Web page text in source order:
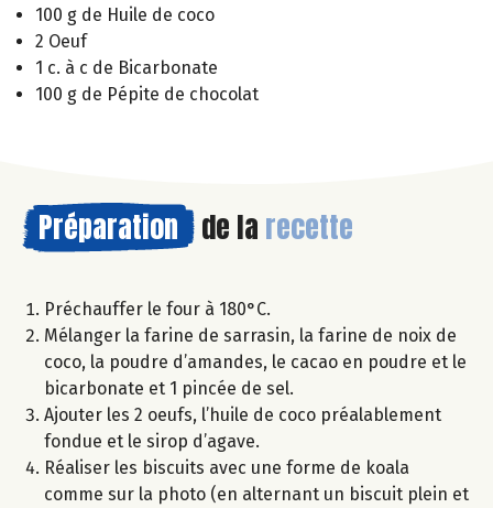
100 g de Huile de coco
2 Oeuf
1 c. à c de Bicarbonate
100 g de Pépite de chocolat
Préparation de la recette
Préchauffer le four à 180°C.
Mélanger la farine de sarrasin, la farine de noix de
coco, la poudre d’amandes, le cacao en poudre et le
bicarbonate et 1 pincée de sel.
Ajouter les 2 oeufs, l’huile de coco préalablement
fondue et le sirop d’agave.
Réaliser les biscuits avec une forme de koala
comme sur la photo (en alternant un biscuit plein et